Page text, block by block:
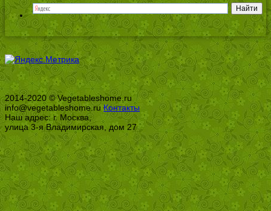
2014-2020 © Vegetableshome.ru
info@vegetableshome.ruКонтакты
Наш адрес: г. Москва,
улица 3-я Владимирская, дом 27